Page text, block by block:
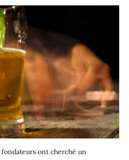
ont cherché un